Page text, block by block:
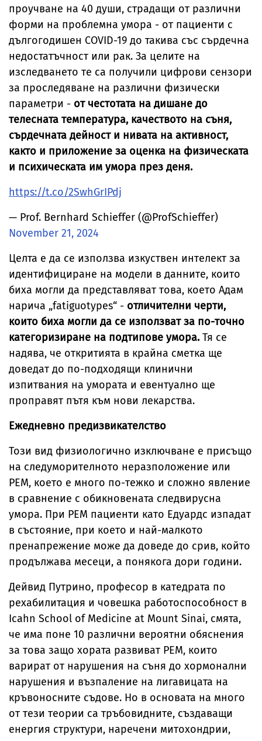
проучване на 40 души, страдащи от различни
форми на проблемна умора - от пациенти с
дългогодишен COVID-19 до такива със сърдечна
недостатъчност или рак. За целите на
изследването те са получили цифрови сензори
за проследяване на различни физически
параметри - от честотата на дишане до
телесната температура, качеството на съня,
сърдечната дейност и нивата на активност,
както и приложение за оценка на физическата
и психическата им умора през деня.
https://t.co/2SwhGrIPdj
— Prof. Bernhard Schieffer (@ProfSchieffer)
November 21, 2024
Целта е да се използва изкуствен интелект за
идентифициране на модели в данните, които
биха могли да представляват това, което Адам
нарича „fatiguotypes“ - отличителни черти,
които биха могли да се използват за по-точно
категоризиране на подтипове умора.Тя се
надява, че откритията в крайна сметка ще
доведат до по-подходящи клинични
изпитвания на умората и евентуално ще
проправят пътя към нови лекарства.
Ежедневно предизвикателство
Този вид физиологично изключване е присъщо
на следуморителното неразположение или
PEM, което е много по-тежко и сложно явление
в сравнение с обикновената следвирусна
умора. При PEM пациенти като Едуардс изпадат
в състояние, при което и най-малкото
пренапрежение може да доведе до срив, който
продължава месеци, а понякога дори години.
Дейвид Путрино, професор в катедрата по
рехабилитация и човешка работоспособност в
Icahn School of Medicine at Mount Sinai, смята,
че има поне 10 различни вероятни обяснения
за това защо хората развиват PEM, които
варират от нарушения на съня до хормонални
нарушения и възпаление на лигавицата на
кръвоносните съдове. Но в основата на много
от тези теории са тръбовидните, създаващи
енергия структури, наречени митохондрии,